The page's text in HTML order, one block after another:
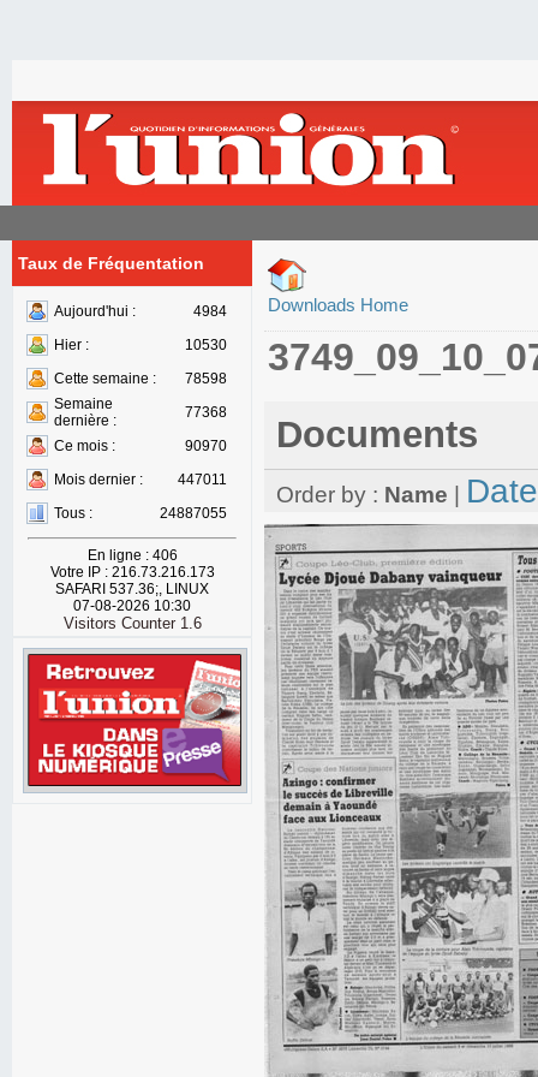
Taux de Fréquentation
Aujourd'hui :
4984
Hier :
10530
Cette semaine :
78598
Semaine
dernière :
77368
Ce mois :
90970
Mois dernier :
447011
Tous :
24887055
En ligne : 406
Votre IP : 216.73.216.173
SAFARI 537.36;, LINUX
07-08-2026 10:30
Visitors Counter 1.6
Downloads Home
Documents
Order by : Name Date